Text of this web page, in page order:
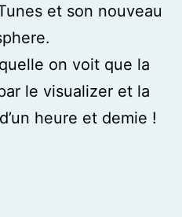
et son nouveau
on voit que la
le visualizer et la
heure et demie !